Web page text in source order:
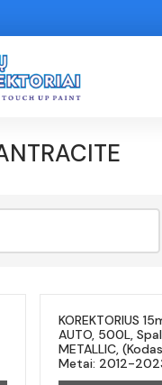
KOREKTORIUS
AUTO, 500L,
METALLIC,
Metai: 2012-